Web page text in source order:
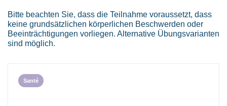
Bitte beachten Sie, dass die Teilnahme voraussetzt, dass
keine grundsätzlichen körperlichen Beschwerden oder
Beeinträchtigungen vorliegen. Alternative Übungsvarianten
sind möglich.
Santé